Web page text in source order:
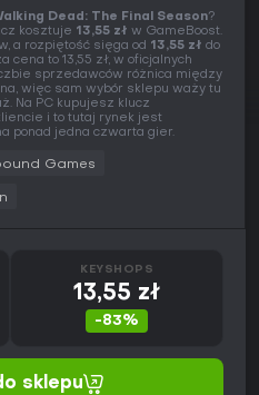
Dead: The Final Season?
kosztuje 13,55 zł w GameBoost.
a rozpiętość sięga od 13,55 zł do
cena to 13,55 zł, w oficjalnych
sprzedawców różnica między
więc sam wybór sklepu waży tu
Na PC kupujesz klucz
i to tutaj rynek jest
ponad jedna czwarta gier.
Games
KEYSHOPS
13,55 zł
-83%
sklepu